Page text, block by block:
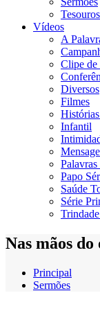
Vídeos
A
Clipe
Diversos
Filmes
Infantil
Papo
Saúde
Série
Nas mãos
Principal
Sermões